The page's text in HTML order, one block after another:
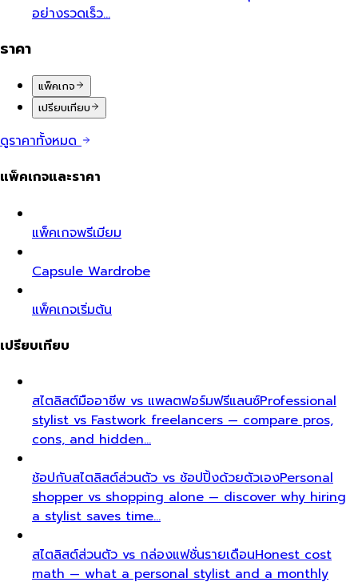
อย่างรวดเร็ว…
ราคา
แพ็คเกจ
เปรียบเทียบ
ดูราคาทั้งหมด
แพ็คเกจและราคา
แพ็คเกจพรีเมียม
Capsule Wardrobe
แพ็คเกจเริ่มต้น
เปรียบเทียบ
สไตลิสต์มืออาชีพ vs แพลตฟอร์มฟรีแลนซ์Professional
stylist vs Fastwork freelancers — compare pros,
cons, and hidden…
ช้อปกับสไตลิสต์ส่วนตัว vs ช้อปปิ้งด้วยตัวเองPersonal
shopper vs shopping alone — discover why hiring
a stylist saves time…
สไตลิสต์ส่วนตัว vs กล่องแฟชั่นรายเดือนHonest cost
math — what a personal stylist and a monthly